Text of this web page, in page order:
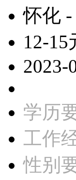
怀化
12-15
2023-
学历
工作
性别